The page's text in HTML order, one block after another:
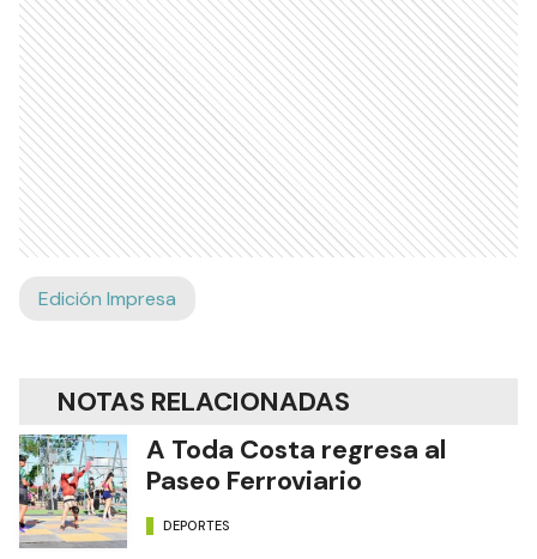
Edición Impresa
NOTAS RELACIONADAS
A Toda Costa regresa al
Paseo Ferroviario
DEPORTES